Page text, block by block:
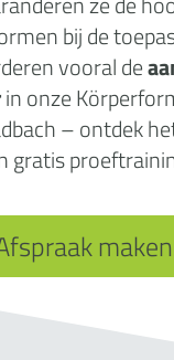
bij de
vooral de
in onze
– ontdek
gratis
maken